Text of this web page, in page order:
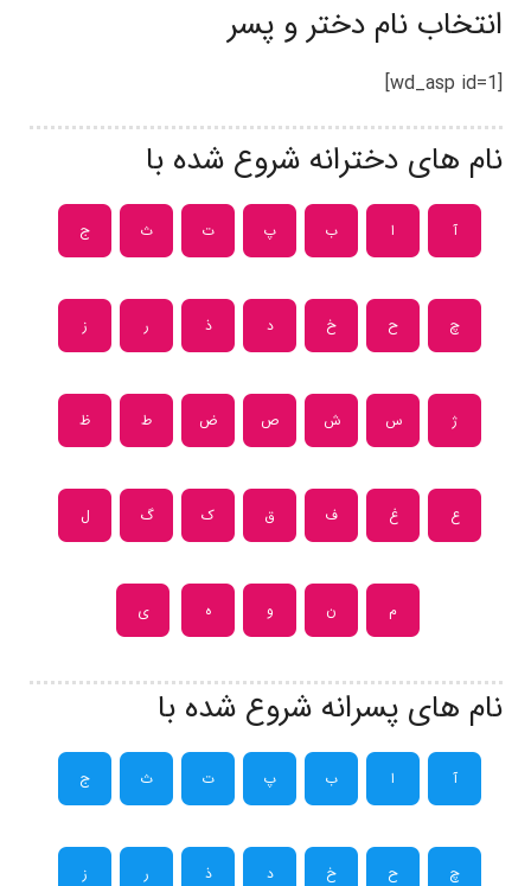
انتخاب نام دختر و پسر
[wd_asp id=1]
نام های دخترانه شروع شده با
آ ا ب پ ت ث ج
چ ح خ د ذ ر ز
ژ س ش ص ض ط ظ
ع غ ف ق ک گ ل
م ن و ه ی
نام های پسرانه شروع شده با
آ ا ب پ ت ث ج
چ ح خ د ذ ر ز